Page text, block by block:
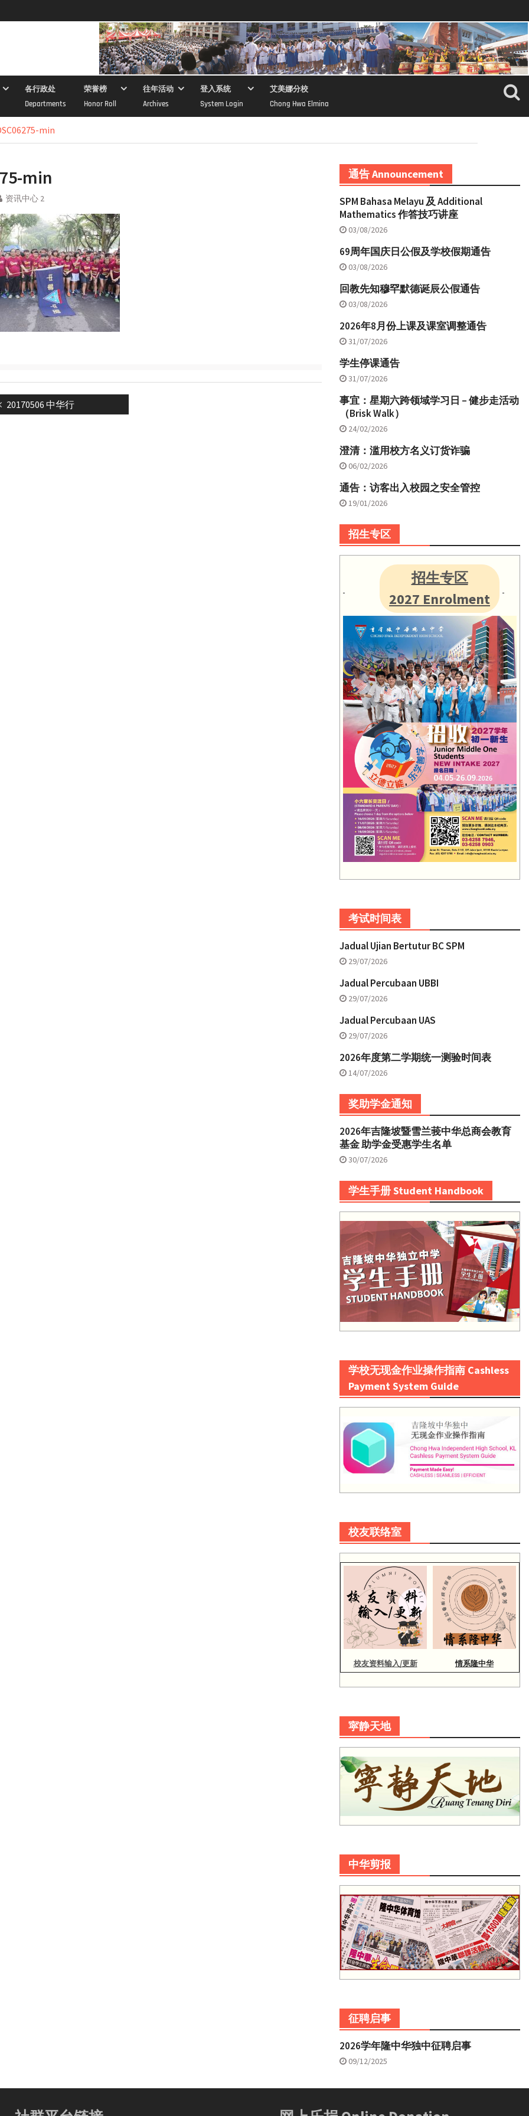
各行政处
Departments
荣誉榜
Honor Roll
往年活动
Archives
登入系统
System Login
艾美娜分校
Chong Hwa Elmina
min
min
资讯中心 2
Previous
post:
20170506 中华行
通告 Announcement
SPM Bahasa Melayu 及 Additional
Mathematics 作答技巧讲座
03/08/2026
69周年国庆日公假及学校假期通告
03/08/2026
回教先知穆罕默德诞辰公假通告
03/08/2026
2026年8月份上课及课室调整通告
31/07/2026
学生停课通告
31/07/2026
事宜：星期六跨领域学习日 – 健步走活动
（Brisk Walk）
24/02/2026
澄清：滥用校方名义订货诈骗
06/02/2026
通告：访客出入校园之安全管控
19/01/2026
招生专区
招生专区
2027 Enrolment
考试时间表
Jadual Ujian Bertutur BC SPM
29/07/2026
Jadual Percubaan UBBI
29/07/2026
Jadual Percubaan UAS
29/07/2026
2026年度第二学期统一测验时间表
14/07/2026
奖助学金通知
2026年吉隆坡暨雪兰莪中华总商会教育
基金 助学金受惠学生名单
30/07/2026
学生手册 Student Handbook
学校无现金作业操作指南 Cashless
Payment System Guide
校友联络室
校友资料输入/更新 情系隆中华
寜静天地
中华剪报
征聘启事
2026学年隆中华独中征聘启事
09/12/2025